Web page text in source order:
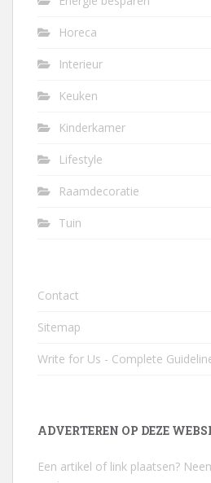
Horeca
Interieur
Keuken
Kinderkamer
Lifestyle
Raamdecoratie
Tuin
Contact
Sitemap
Write for Us - Complete
ADVERTEREN OP DEZE
Een artikel of link plaatsen?